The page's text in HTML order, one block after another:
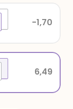
6,49
-1,70